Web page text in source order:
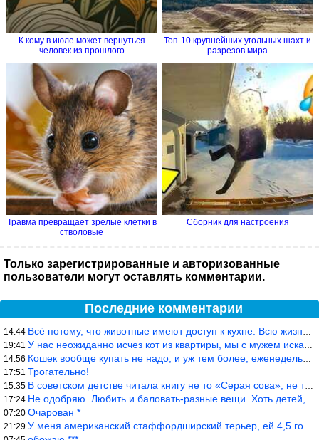
К кому в июле может вернуться
человек из прошлого
Топ-10 крупнейших угольных шахт и
разрезов мира
Травма превращает зрелые клетки в
стволовые
Сборник для настроения
Только зарегистрированные и авторизованные
пользователи могут оставлять комментарии.
Последние комментарии
14:44 Всё потому, что животные имеют доступ к кухне. Всю жизнь живу с
19:41 У нас неожиданно исчез кот из квартиры, мы с мужем искали повсюд
14:56 Кошек вообще купать не надо, и уж тем более, еженедельно, как лю
17:51 Трогательно!
15:35 В советском детстве читала книгу не то «Серая сова», не то ещё к
17:24 Не одобряю. Любить и баловать-разные вещи. Хоть детей, хоть коше
07:20 Очарован *
21:29 У меня американский стаффордширский терьер, ей 4,5 года, но ни р